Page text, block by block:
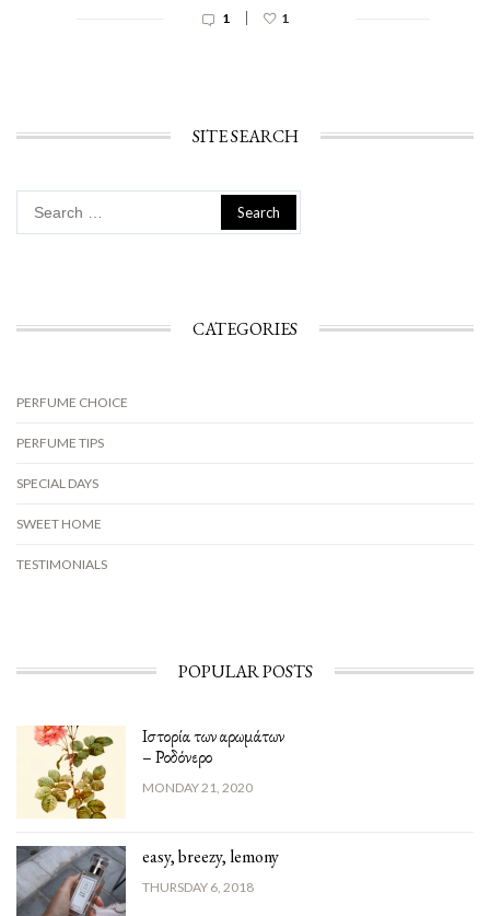
1 | 1
SITE SEARCH
for:
CATEGORIES
PERFUME CHOICE
PERFUME TIPS
SPECIAL DAYS
SWEET HOME
TESTIMONIALS
POPULAR POSTS
Ιστορία των αρωμάτων
– Ροδόνερο
MONDAY 21, 2020
easy, breezy, lemony
THURSDAY 6, 2018